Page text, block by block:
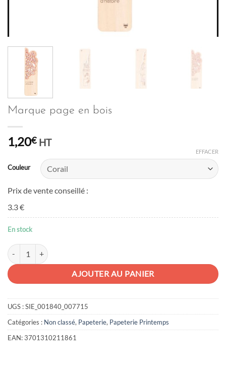
Marque page en bois
1,20€ HT
Couleur
EFFACER
Prix de vente conseillé :
3.3 €
En stock
quantité de Marque page en bois
AJOUTER AU PANIER
UGS :SIE_001840_007715
Catégories : Non classé, Papeterie, Papeterie Printemps
EAN:3701310211861